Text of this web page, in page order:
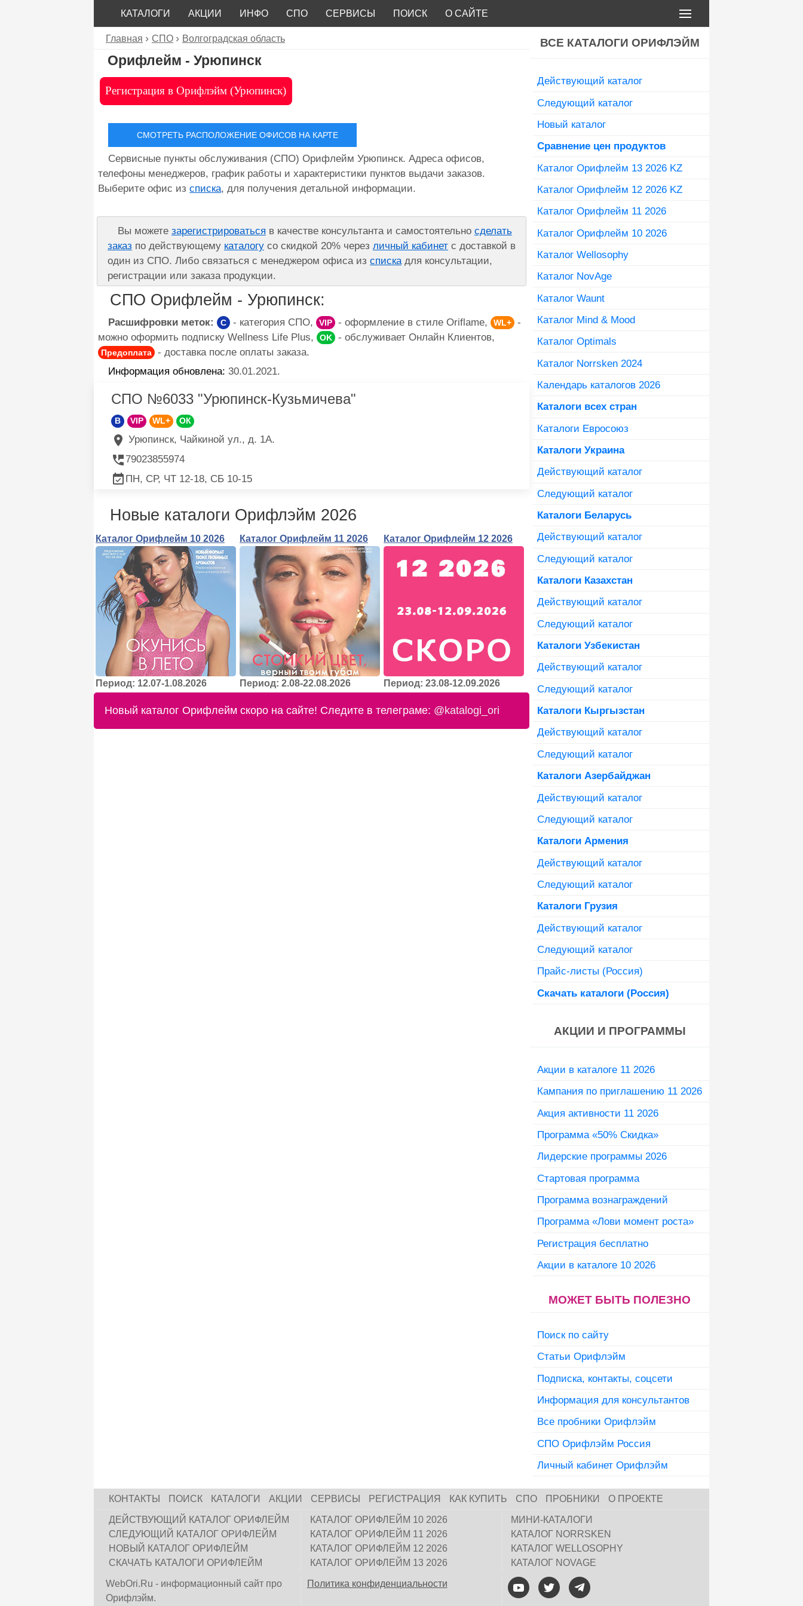
КАТАЛОГИ АКЦИИ ИНФО СПО СЕРВИСЫ ПОИСК О САЙТЕ
Главная СПО Волгоградская область
Орифлейм - Урюпинск
Регистрация в Орифлэйм (Урюпинск)
СМОТРЕТЬ РАСПОЛОЖЕНИЕ ОФИСОВ НА КАРТЕ
Сервисные пункты обслуживания (СПО) Орифлейм Урюпинск. Адреса офисов,
телефоны менеджеров, график работы и характеристики пунктов выдачи заказов.
Выберите офис изсписка, для получения детальной информации.
Вы можете зарегистрироваться в качестве консультанта и самостоятельно сделать
заказ по действующему каталогу со скидкой 20% черезличный кабинет с доставкой в
один из СПО. Либо связаться с менеджером офиса изспискадля консультации,
регистрации или заказа продукции.
СПО Орифлейм - Урюпинск:
Расшифровки меток: C - категория СПО, VIP - оформление в стиле Oriflame, WL+
-
можно оформить подписку Wellness Life Plus, OK - обслуживает Онлайн Клиентов,
Предоплата
- доставка после оплаты заказа.
Информация обновлена: 30.01.2021.
СПО №6033 "Урюпинск-Кузьмичева"
B VIP WL+ ОК
Урюпинск, Чайкиной ул., д. 1А.
79023855974
ПН, СР, ЧТ 12-18, СБ 10-15
Новые каталоги Орифлэйм 2026
Каталог Орифлейм 10 2026
Период: 12.07-1.08.2026
Каталог Орифлейм 11 2026
Период: 2.08-22.08.2026
Каталог Орифлейм 12 2026
Период: 23.08-12.09.2026
Новый каталог Орифлейм скоро на сайте! Следите в телеграме: @katalogi_ori
ВСЕ КАТАЛОГИ ОРИФЛЭЙМ
Действующий каталог
Следующий каталог
Новый каталог
Сравнение цен продуктов
Каталог Орифлейм 13 2026 KZ
Каталог Орифлейм 12 2026 KZ
Каталог Орифлейм 11 2026
Каталог Орифлейм 10 2026
Каталог Wellosophy
Каталог NovAge
Каталог Waunt
Каталог Mind & Mood
Каталог Optimals
Каталог Norrsken 2024
Календарь каталогов 2026
Каталоги всех стран
Каталоги Евросоюз
Каталоги Украина
Действующий каталог
Следующий каталог
Каталоги Беларусь
Действующий каталог
Следующий каталог
Каталоги Казахстан
Действующий каталог
Следующий каталог
Каталоги Узбекистан
Действующий каталог
Следующий каталог
Каталоги Кыргызстан
Действующий каталог
Следующий каталог
Каталоги Азербайджан
Действующий каталог
Следующий каталог
Каталоги Армения
Действующий каталог
Следующий каталог
Каталоги Грузия
Действующий каталог
Следующий каталог
Прайс-листы (Россия)
Скачать каталоги (Россия)
АКЦИИ И ПРОГРАММЫ
Акции в каталоге 11 2026
Кампания по приглашению 11 2026
Акция активности 11 2026
Программа «50% Скидка»
Лидерские программы 2026
Стартовая программа
Программа вознаграждений
Программа «Лови момент роста»
Регистрация бесплатно
Акции в каталоге 10 2026
МОЖЕТ БЫТЬ ПОЛЕЗНО
Поиск по сайту
Статьи Орифлэйм
Подписка, контакты, соцсети
Информация для консультантов
Все пробники Орифлэйм
СПО Орифлэйм Россия
Личный кабинет Орифлэйм
КОНТАКТЫ ПОИСК КАТАЛОГИ АКЦИИ СЕРВИСЫ РЕГИСТРАЦИЯ КАК КУПИТЬ СПО ПРОБНИКИ О ПРОЕКТЕ
ДЕЙСТВУЮЩИЙ КАТАЛОГ ОРИФЛЕЙМ
СЛЕДУЮЩИЙ КАТАЛОГ ОРИФЛЕЙМ
НОВЫЙ КАТАЛОГ ОРИФЛЕЙМ
СКАЧАТЬ КАТАЛОГИ ОРИФЛЕЙМ
КАТАЛОГ ОРИФЛЕЙМ 10 2026
КАТАЛОГ ОРИФЛЕЙМ 11 2026
КАТАЛОГ ОРИФЛЕЙМ 12 2026
КАТАЛОГ ОРИФЛЕЙМ 13 2026
МИНИ-КАТАЛОГИ
КАТАЛОГ NORRSKEN
КАТАЛОГ WELLOSOPHY
КАТАЛОГ NOVAGE
WebOri.Ru - информационный сайт про
Орифлэйм.
Политика конфиденциальности